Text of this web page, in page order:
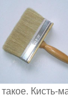
Кисть-